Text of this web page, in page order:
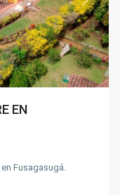
EN
Fusagasugá.